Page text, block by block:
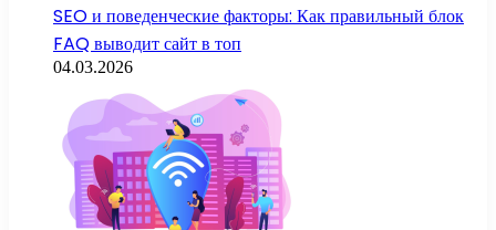
SEO и поведенческие факторы: Как правильный блок
FAQ выводит сайт в топ
04.03.2026